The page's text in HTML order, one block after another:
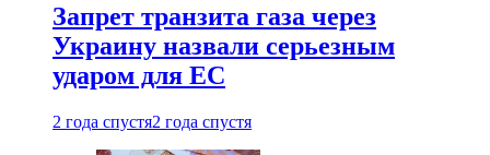
Запрет транзита газа через
Украину назвали серьезным
ударом для ЕС
2 года спустя2 года спустя